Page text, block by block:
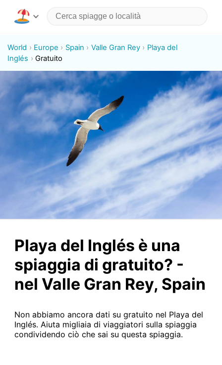
World Europe Spain Valle Gran Rey
Playa del
Inglés
Gratuito
Playa del Inglés è una
spiaggia di gratuito? -
nel Valle Gran Rey, Spain
Non abbiamo ancora dati su gratuito nel Playa del
Inglés. Aiuta migliaia di viaggiatori sulla spiaggia
condividendo ciò che sai su questa spiaggia.